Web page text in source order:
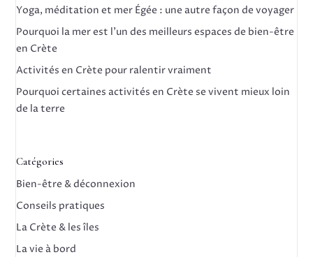
Yoga, méditation et mer Égée : une autre façon de voyager
Pourquoi la mer est l’un des meilleurs espaces de bien-être
en Crète
Activités en Crète pour ralentir vraiment
Pourquoi certaines activités en Crète se vivent mieux loin
de la terre
Catégories
Bien-être & déconnexion
Conseils pratiques
La Crète & les îles
La vie à bord